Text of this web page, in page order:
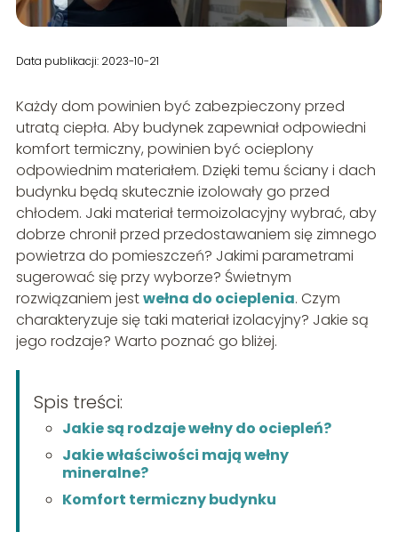
Data publikacji: 2023-10-21
Każdy dom powinien być zabezpieczony przed
utratą ciepła. Aby budynek zapewniał odpowiedni
komfort termiczny, powinien być ocieplony
odpowiednim materiałem. Dzięki temu ściany i dach
budynku będą skutecznie izolowały go przed
chłodem. Jaki materiał termoizolacyjny wybrać, aby
dobrze chronił przed przedostawaniem się zimnego
powietrza do pomieszczeń? Jakimi parametrami
sugerować się przy wyborze? Świetnym
rozwiązaniem jestwełna do ocieplenia. Czym
charakteryzuje się taki materiał izolacyjny? Jakie są
jego rodzaje? Warto poznać go bliżej.
Spis treści:
Jakie są rodzaje wełny do ociepleń?
Jakie właściwości mają wełny
mineralne?
Komfort termiczny budynku